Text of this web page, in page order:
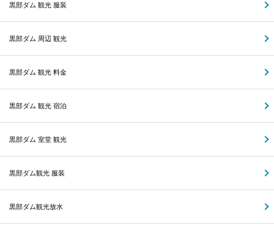
黒部ダム 観光 服装
黒部ダム 周辺 観光
黒部ダム 観光 料金
黒部ダム 観光 宿泊
黒部ダム 室堂 観光
黒部ダム観光 服装
黒部ダム観光放水